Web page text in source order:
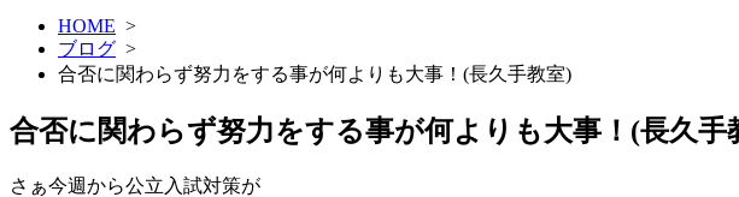
HOME >
ブログ >
合否に関わらず努力をする事が何よりも大事！(長久手教室)
合否に関わらず努力をする事が何よりも大事！(長久手
さぁ今週から公立入試対策が